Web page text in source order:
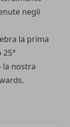
negli
la prima
la nostra